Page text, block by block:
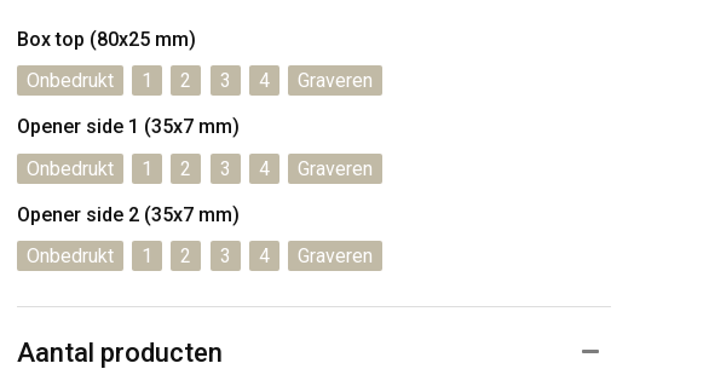
Box top (80x25 mm)
Onbedrukt
1 2 3 4
Graveren
Opener side 1 (35x7 mm)
Onbedrukt
1 2 3 4
Graveren
Opener side 2 (35x7 mm)
Onbedrukt
1 2 3 4 Graveren
Aantal producten